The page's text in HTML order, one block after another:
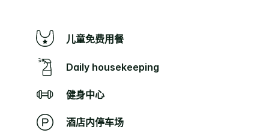
儿童免费用餐
Daily housekeeping
健身中心
酒店内停车场